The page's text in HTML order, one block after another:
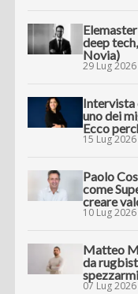
deep
Novia)
29 Lug 2026
Intervista
uno dei
Ecco
15 Lug 2026
Paolo
come
creare
10 Lug 2026
Matteo
da
07 Lug 2026